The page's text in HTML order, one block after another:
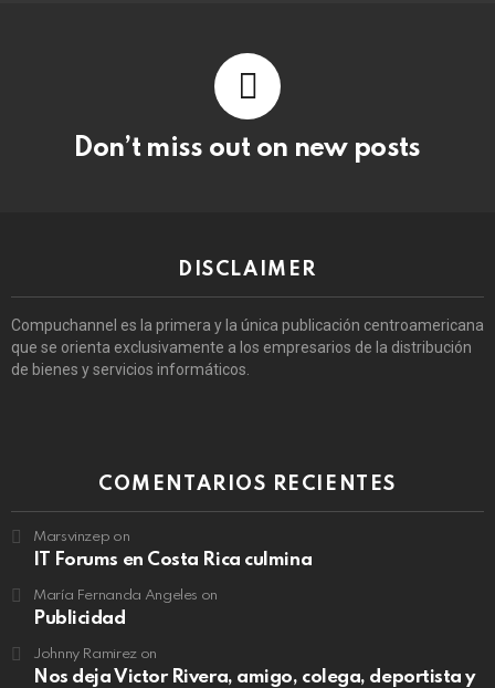
Don’t miss out on new posts
DISCLAIMER
Compuchannel es la primera y la única publicación centroamericana
que se orienta exclusivamente a los empresarios de la distribución
de bienes y servicios informáticos.
COMENTARIOS RECIENTES
Marsvinzep on
IT Forums en Costa Rica culmina
María Fernanda Angeles on
Publicidad
Johnny Ramirezon
Nos deja Victor Rivera, amigo, colega, deportista y